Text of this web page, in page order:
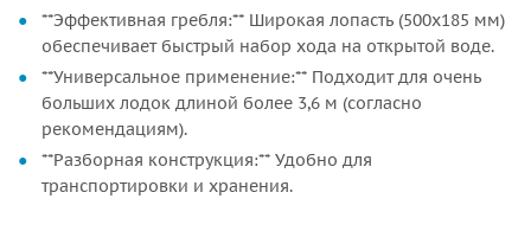
**Эффективная гребля:** Широкая лопасть (500х185 мм)
обеспечивает быстрый набор хода на открытой воде.
**Универсальное применение:** Подходит для очень
больших лодок длиной более 3,6 м (согласно
рекомендациям).
**Разборная конструкция:** Удобно для
транспортировки и хранения.